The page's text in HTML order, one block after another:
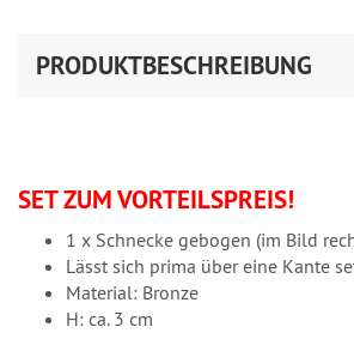
PRODUKTBESCHREIBUNG
SET ZUM VORTEILSPREIS!
1 x Schnecke gebogen (im Bild
Lässt sich prima über eine Kante
Material: Bronze
H: ca. 3 cm